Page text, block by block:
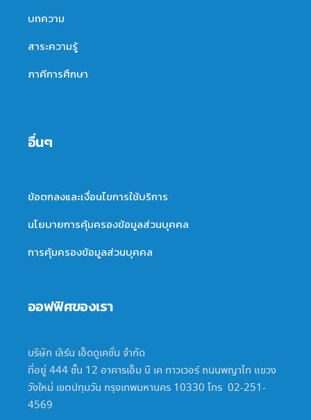
บทความ
สาระความรู้
ภาคีการศึกษา
อื่นๆ
ข้อตกลงและเงื่อนไขการใช้บริการ
นโยบายการคุ้มครองข้อมูลส่วนบุคคล
การคุ้มครองข้อมูลส่วนบุคคล
ออฟฟิศของเรา
บริษัท เลิร์น เอ็ดดูเคชั่น จำกัด
ที่อยู่ 444 ชั้น 12 อาคารเอ็ม บี เค ทาวเวอร์ ถนนพญาไท แขวง
วังใหม่ เขตปทุมวัน กรุงเทพมหานคร 10330 โทร 02-251-
4569